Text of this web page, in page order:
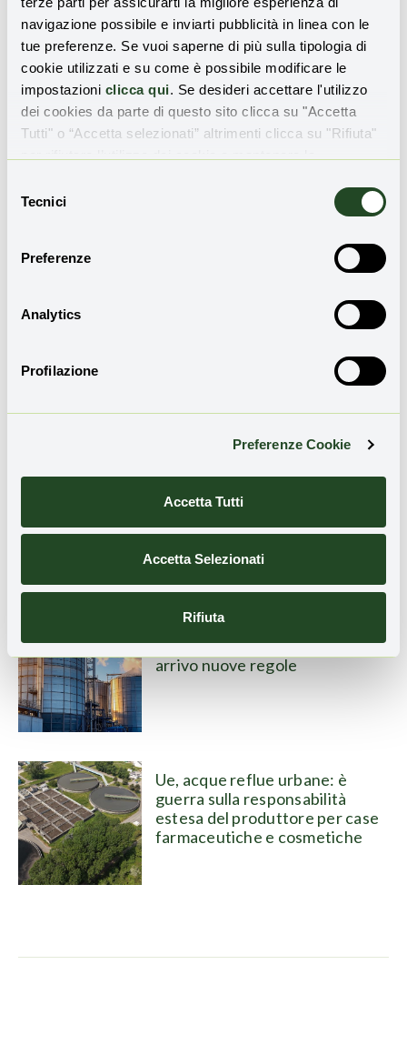
navigazione possibile e inviarti pubblicità in linea con le
tue preferenze. Se vuoi saperne di più sulla tipologia di
cookie utilizzati e su come è possibile modificare le
impostazioni clicca qui. Se desideri accettare l'utilizzo
dei cookies da parte di questo sito clicca su "Accetta
Tutti" o “Accetta selezionati” altrimenti clicca su "Rifiuta"
delTecnici
Preferenze
Analytics
Profilazione
Preferenze Cookie
Accetta Tutti
Accetta Selezionati
Rifiuta
Condividi l'articolo
Daniele Di Stefano
nell’associazionismo ambientalista e nella
per Repubblica.it, La Stampa, Il Fatto
quotidiano, La Nuova Ecologia, Huffington
Leggi anche
Nelle città europee
l’inquinamento colpisce di più
chi è più vulnerabile
Emissioni industriali e lotta
all’inquinamento ambientale, in
arrivo nuove regole
Ue, acque reflue urbane: è
guerra sulla responsabilità
estesa del produttore per case
farmaceutiche e cosmetiche